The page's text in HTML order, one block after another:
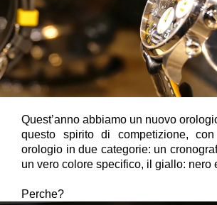
Quest’anno abbiamo un nuovo
questo spirito di competizione,
orologio in due categorie: un
un vero colore specifico, il giallo: nero
Perche?